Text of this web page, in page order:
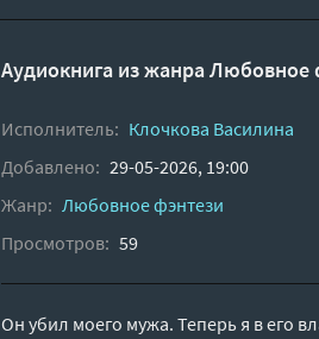
Аудиокнига из жанраЛюбовное
Исполнитель: Клочкова Василина
Добавлено: 29-05-2026, 19:00
Жанр: Любовное фэнтези
Просмотров: 59
Он убил моего мужа. Теперь я в его